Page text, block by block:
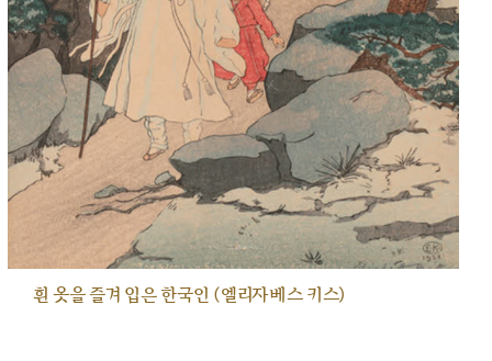
흰 옷을 즐겨 입은 한국인 (엘리자베스 키스)